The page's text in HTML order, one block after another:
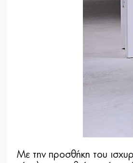
Με την προσθήκη του